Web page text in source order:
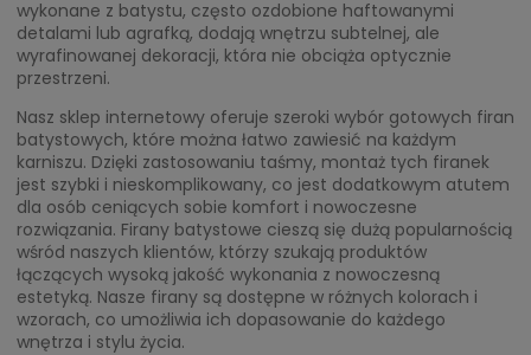
wykonane z batystu, często ozdobione haftowanymi
detalami lub agrafką, dodają wnętrzu subtelnej, ale
wyrafinowanej dekoracji, która nie obciąża optycznie
przestrzeni.
Nasz sklep internetowy oferuje szeroki wybór gotowych firan
batystowych, które można łatwo zawiesić na każdym
karniszu. Dzięki zastosowaniu taśmy, montaż tych firanek
jest szybki i nieskomplikowany, co jest dodatkowym atutem
dla osób ceniących sobie komfort i nowoczesne
rozwiązania. Firany batystowe cieszą się dużą popularnością
wśród naszych klientów, którzy szukają produktów
łączących wysoką jakość wykonania z nowoczesną
estetyką. Nasze firany są dostępne w różnych kolorach i
wzorach, co umożliwia ich dopasowanie do każdego
wnętrza i stylu życia.